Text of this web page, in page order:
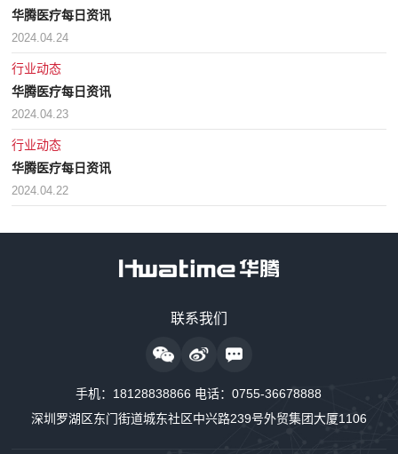
华腾医疗每日资讯
2024.04.24
行业动态
华腾医疗每日资讯
2024.04.23
行业动态
华腾医疗每日资讯
2024.04.22
联系我们
手机： 18128838866 电话：0755-36678888
深圳罗湖区东门街道城东社区中兴路239号外贸集团大厦1106
18128838889